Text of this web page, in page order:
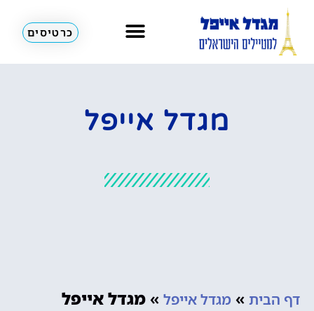
כרטיסים
מגדל אייפל
דף הבית » מגדל אייפל »מגדל אייפל